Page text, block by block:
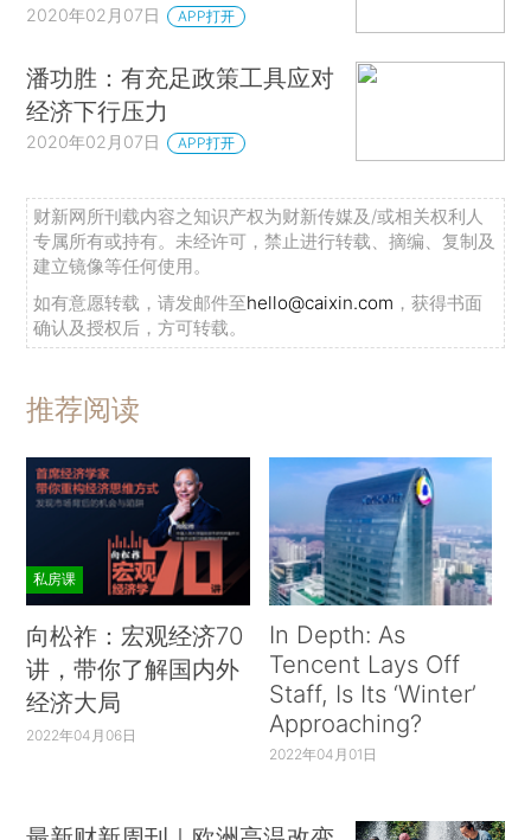
2020年02月07日 APP打开
潘功胜：有充足政策工具应对
经济下行压力
2020年02月07日 APP打开
财新网所刊载内容之知识产权为财新传媒及/或相关权利人
专属所有或持有。未经许可，禁止进行转载、摘编、复制及
建立镜像等任何使用。
如有意愿转载，请发邮件至hello@caixin.com ，获得书面
确认及授权后，方可转载。
推荐阅读
私房课
向松祚：宏观经济70
讲，带你了解国内外
经济大局
2022年04月06日
In Depth: As
Tencent Lays Off
Staff, Is Its ‘Winter’
Approaching?
2022年04月01日